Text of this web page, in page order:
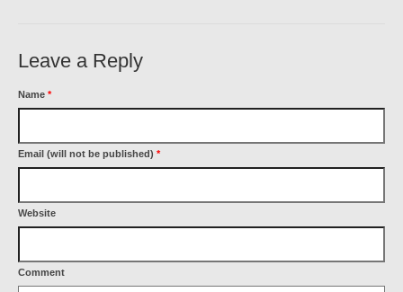
Leave a Reply
Name *
Email (will not be published) *
Website
Comment